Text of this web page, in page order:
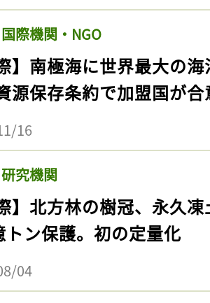
際機関・NGO
】南極海に世界最大の
源保存条約で加盟国が合
16
究機関
】北方林の樹冠、永久
トン保護。初の定量化
04